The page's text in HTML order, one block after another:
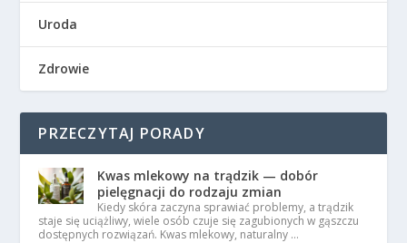
Uroda
Zdrowie
PRZECZYTAJ PORADY
Kwas mlekowy na trądzik — dobór
pielęgnacji do rodzaju zmian
Kiedy skóra zaczyna sprawiać problemy, a trądzik
staje się uciążliwy, wiele osób czuje się zagubionych w gąszczu
dostępnych rozwiązań. Kwas mlekowy, naturalny …